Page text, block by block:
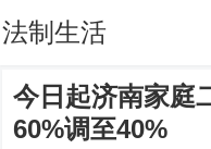
法制生活
今日起济南家庭
60%调至40%